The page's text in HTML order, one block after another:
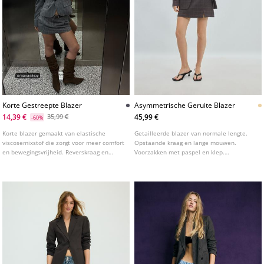
Korte Gestreepte Blazer
14,39 €
-60% 35,99 €
Korte blazer gemaakt van elastische
viscosemixstof die zorgt voor meer comfort
en bewegingsvrijheid. Reverskraag en
Knoopsluiting aan de voorkant.
Asymmetrische Geruite Blazer
45,99 €
Getailleerde blazer van normale lengte.
Opstaande kraag en lange mouwen.
Voorzakken met paspel en klep.